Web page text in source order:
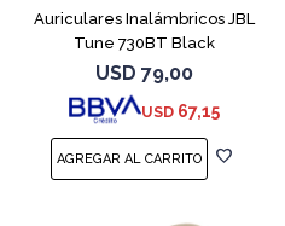
Auriculares Inalámbricos JBL
Tune 730BT Black
USD 79,00
USD 67,15